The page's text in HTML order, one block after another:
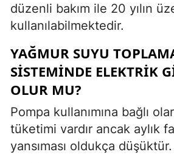
düzenli bakım ile 20 yılın
kullanılabilmektedir.
YAĞMUR SUYU
SISTEMINDE ELEKTRIK
OLUR MU?
Pompa kullanımına bağlı
tüketimi vardır ancak aylık
yansıması oldukça düşüktür.